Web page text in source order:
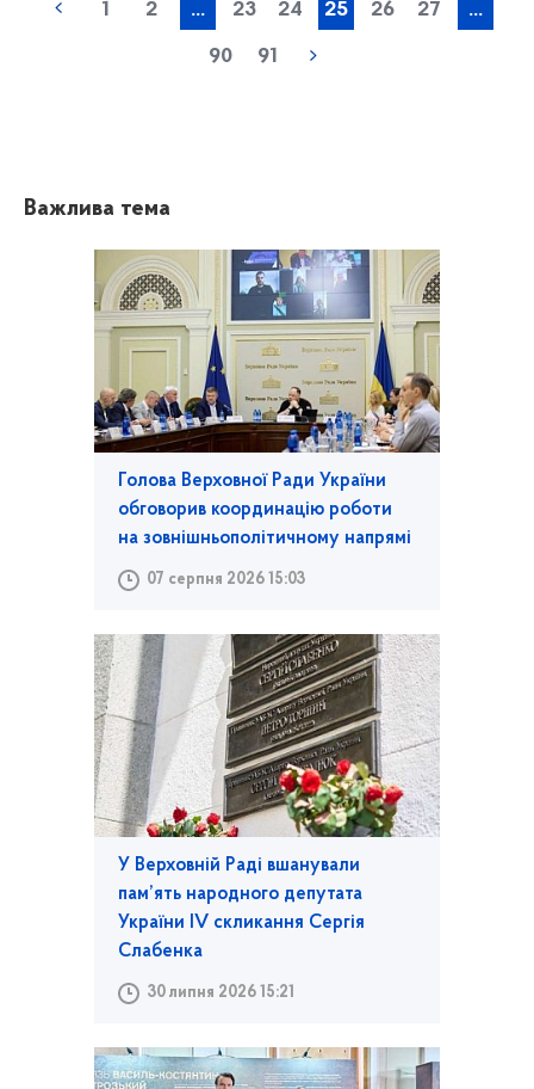
1 2 ... 23 24 25 26 27 ...
90 91
Важлива тема
Голова Верховної Ради України
обговорив координацію роботи
на зовнішньополітичному напрямі
07 серпня 2026 15:03
У Верховній Раді вшанували
пам’ять народного депутата
України IV скликання Сергія
Слабенка
30 липня 2026 15:21